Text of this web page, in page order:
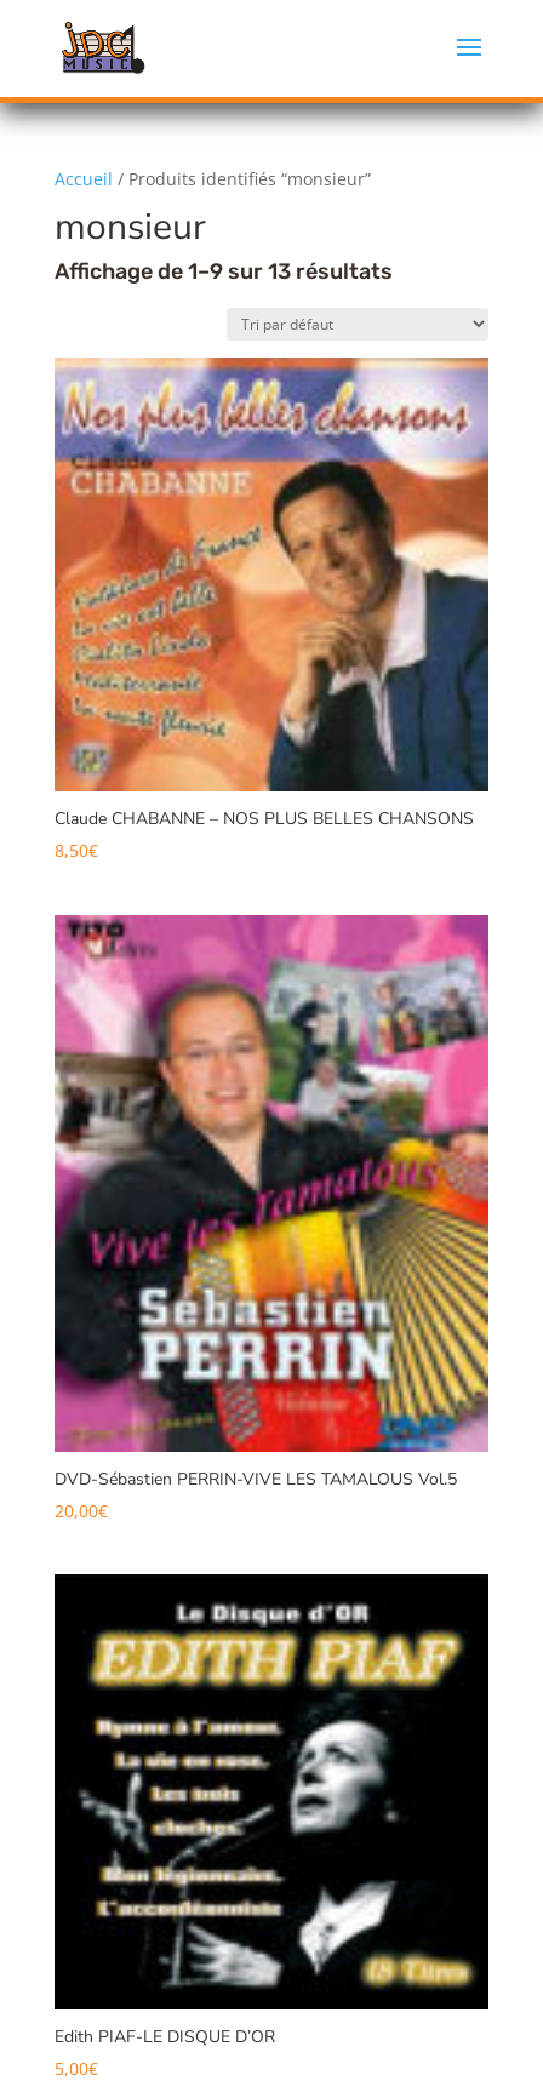
Accueil / Produits identifiés “monsieur”
monsieur
Affichage de 1–9 sur 13 résultats
Claude CHABANNE – NOS PLUS BELLES CHANSONS
8,50€
DVD-Sébastien PERRIN-VIVE LES TAMALOUS Vol.5
20,00€
Edith PIAF-LE DISQUE D’OR
5,00€